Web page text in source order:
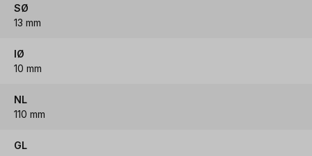
SØ
13 mm
IØ
10 mm
NL
110 mm
GL